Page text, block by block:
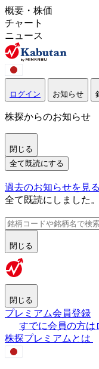
概要・株価
チャート
ニュース
ログイン お知らせ
株探からのお知らせ
閉じる
全て既読にする
過去のお知らせを見る
全て既読にしました。
閉じる
閉じる
プレミアム会員登録
すでに会員の方は
株探プレミアムとは